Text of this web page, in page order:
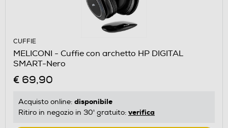
CUFFIE
MELICONI - Cuffie con archetto HP DIGITAL
SMART-Nero
€ 69,90
Acquisto online: disponibile
Ritiro in negozio in 30' gratuito: verifica